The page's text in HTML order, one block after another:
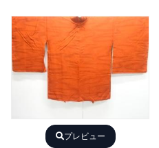
プレビュー